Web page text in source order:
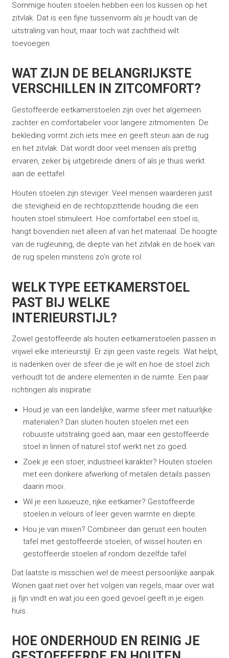
Sommige houten stoelen hebben een los kussen op het
zitvlak. Dat is een fijne tussenvorm als je houdt van de
uitstraling van hout, maar toch wat zachtheid wilt
toevoegen.
WAT ZIJN DE BELANGRIJKSTE
VERSCHILLEN IN ZITCOMFORT?
Gestoffeerde eetkamerstoelen zijn over het algemeen
zachter en comfortabeler voor langere zitmomenten. De
bekleding vormt zich iets mee en geeft steun aan de rug
en het zitvlak. Dat wordt door veel mensen als prettig
ervaren, zeker bij uitgebreide diners of als je thuis werkt
aan de eettafel.
Houten stoelen zijn steviger. Veel mensen waarderen juist
die stevigheid en de rechtopzittende houding die een
houten stoel stimuleert. Hoe comfortabel een stoel is,
hangt bovendien niet alleen af van het materiaal. De hoogte
van de rugleuning, de diepte van het zitvlak en de hoek van
de rug spelen minstens zo’n grote rol.
WELK TYPE EETKAMERSTOEL
PAST BIJ WELKE
INTERIEURSTIJL?
Zowel gestoffeerde als houten eetkamerstoelen passen in
vrijwel elke interieurstijl. Er zijn geen vaste regels. Wat helpt,
is nadenken over de sfeer die je wilt en hoe de stoel zich
verhoudt tot de andere elementen in de ruimte. Een paar
richtingen als inspiratie:
Houd je van een landelijke, warme sfeer met natuurlijke
materialen? Dan sluiten houten stoelen met een
robuuste uitstraling goed aan, maar een gestoffeerde
stoel in linnen of naturel stof werkt net zo goed.
Zoek je een stoer, industrieel karakter? Houten stoelen
met een donkere afwerking of metalen details passen
daarin mooi.
Wil je een luxueuze, rijke eetkamer? Gestoffeerde
stoelen in velours of leer geven warmte en diepte.
Hou je van mixen? Combineer dan gerust een houten
tafel met gestoffeerde stoelen, of wissel houten en
gestoffeerde stoelen af rondom dezelfde tafel.
Dat laatste is misschien wel de meest persoonlijke aanpak.
Wonen gaat niet over het volgen van regels, maar over wat
jij fijn vindt en wat jou een goed gevoel geeft in je eigen
huis.
HOE ONDERHOUD EN REINIG JE